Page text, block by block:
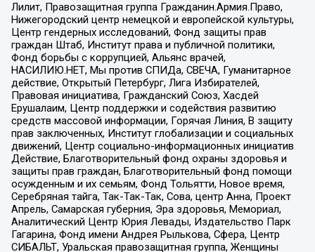
Лилит, Правозащитная группа Гражданин.Армия.Право,
Нижегородский центр немецкой и европейской культуры,
Центр гендерных исследований, Фонд защиты прав
граждан Штаб, Институт права и публичной политики,
Фонд борьбы с коррупцией, Альянс врачей,
НАСИЛИЮ.НЕТ, Мы против СПИДа, СВЕЧА, Гуманитарное
действие, Открытый Петербург, Лига Избирателей,
Правовая инициатива, Гражданский Союз, Хасдей
Ерушалаим, Центр поддержки и содействия развитию
средств массовой информации, Горячая Линия, В защиту
прав заключенных, Институт глобализации и социальных
движений, Центр социально-информационных инициатив
Действие, Благотворительный фонд охраны здоровья и
защиты прав граждан, Благотворительный фонд помощи
осужденным и их семьям, Фонд Тольятти, Новое время,
Серебряная тайга, Так-Так-Так, Сова, центр Анна, Проект
Апрель, Самарская губерния, Эра здоровья, Мемориал,
Аналитический Центр Юрия Левады, Издательство Парк
Гагарина, Фонд имени Андрея Рылькова, Сфера, Центр
СИБАЛЬТ, Уральская правозащитная группа, Женщины